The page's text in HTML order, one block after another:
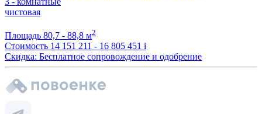
чистовая
Площадь 80,7 - 88,8 м2
Стоимость 14 151 211 - 16 805 451 i
Скидка: Бесплатное сопровождение и одобрение